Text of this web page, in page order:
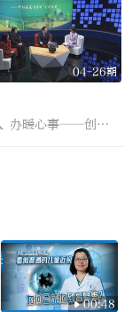
04-26期
做热心人 办暖心事——创新基层治理的“光明实践”（下）
00:48